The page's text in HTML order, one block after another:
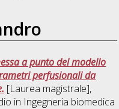
a punto del modello
perfusionali da
[Laurea magistrale],
in Ingegneria biomedica